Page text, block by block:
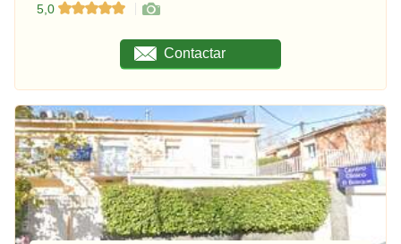
5,0
Contactar